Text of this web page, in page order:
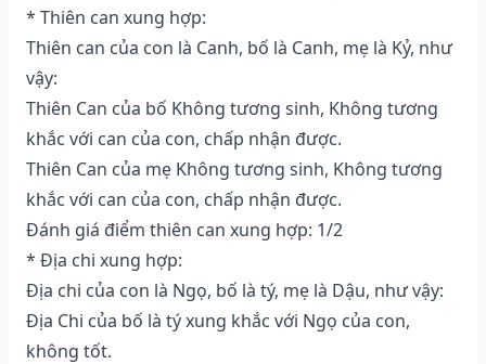
* Thiên can xung hợp:
Thiên can của con là Canh, bố là Canh, mẹ là Kỷ, như
vậy:
Thiên Can của bố Không tương sinh, Không tương
khắc với can của con, chấp nhận được.
Thiên Can của mẹ Không tương sinh, Không tương
khắc với can của con, chấp nhận được.
Đánh giá điểm thiên can xung hợp: 1/2
* Địa chi xung hợp:
Địa chi của con là Ngọ, bố là tý, mẹ là Dậu, như vậy:
Địa Chi của bố là tý xung khắc với Ngọ của con,
không tốt.